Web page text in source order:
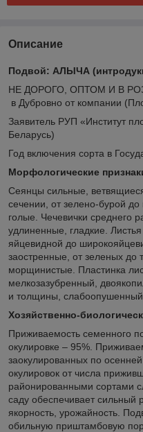
Описание
Подвой: АЛЫЧА
НЕ ДОРОГО, ОПТОМ И В
в Дубровно от компании
Заявитель РУП «Институт
Беларусь)
Год включения сорта в
Морфологические
Сеянцы сильные,
сечении, от зелено-бурой до
голые. Чечевички среднего
удлиненные, гладкие.
яйцевидной до
заостренные, от зеленых до
морщинистые. Пластинка
мелкозазубренный,
и толщины,
Хозяйственно-
Приживаемость семенного
окулировке – 95%.
заокулированных по
окулировок от числа
районированными сортами
саду обеспечивает сильный
якорность, урожайность.
обильную приштамбовую